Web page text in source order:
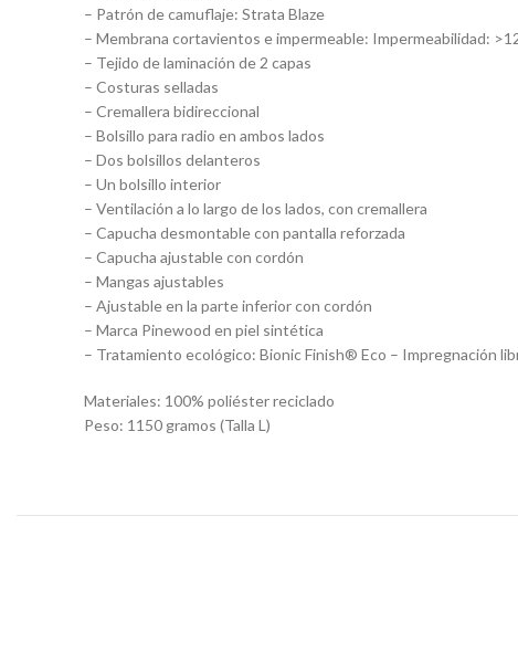
– Patrón de camuflaje: Strata Blaze
– Membrana cortavientos e impermeable: Impermeabilidad:
– Tejido de laminación de 2 capas
– Costuras selladas
– Cremallera bidireccional
– Bolsillo para radio en ambos lados
– Dos bolsillos delanteros
– Un bolsillo interior
– Ventilación a lo largo de los lados, con cremallera
– Capucha desmontable con pantalla reforzada
– Capucha ajustable con cordón
– Mangas ajustables
– Ajustable en la parte inferior con cordón
– Marca Pinewood en piel sintética
– Tratamiento ecológico: Bionic Finish® Eco – Impregnación
Materiales: 100% poliéster reciclado
Peso: 1150 gramos (Talla L)